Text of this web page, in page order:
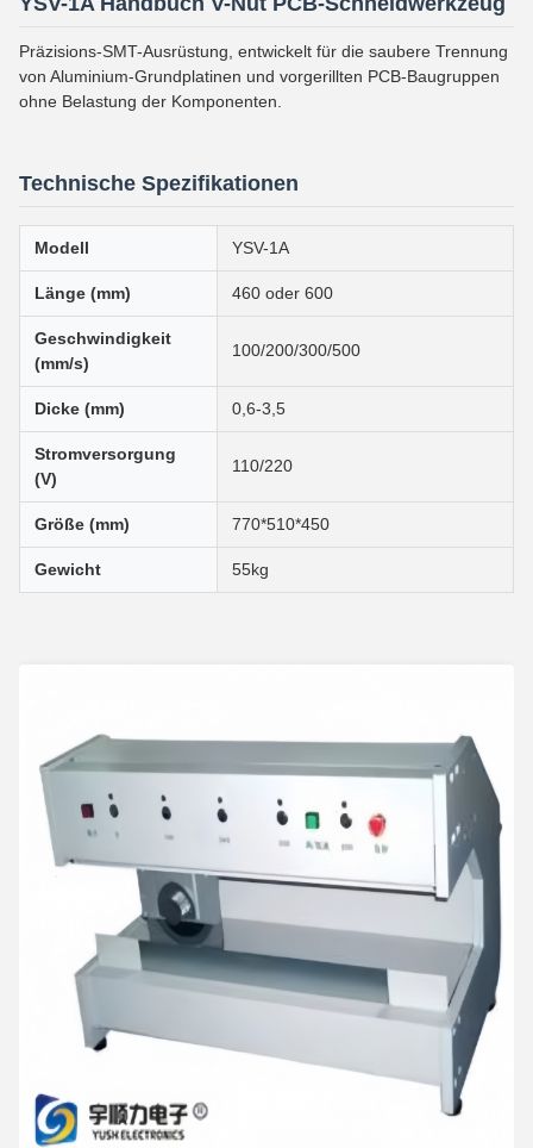
Präzisions-SMT-Ausrüstung, entwickelt für die saubere Trennung
von Aluminium-Grundplatinen und vorgerillten PCB-Baugruppen
ohne Belastung der Komponenten.
Technische Spezifikationen
Modell YSV-1A
Länge (mm) 460 oder 600
Geschwindigkeit
(mm/s)
100/200/300/500
Dicke (mm) 0,6-3,5
Stromversorgung
(V)
110/220
Größe (mm) 770*510*450
Gewicht 55kg